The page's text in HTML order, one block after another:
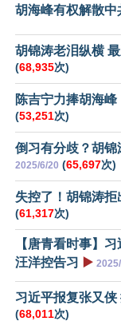
胡海峰有权解散中
胡锦涛老泪纵横
(68,935次)
陈吉宁力捧胡海
(53,251次)
倒习有分歧？胡锦
2025/6/20 (65,697次)
失控了！胡锦涛
(61,317次)
【唐青看时事】
汪洋控告习
▶️
习近平报复张又
(68,011次)